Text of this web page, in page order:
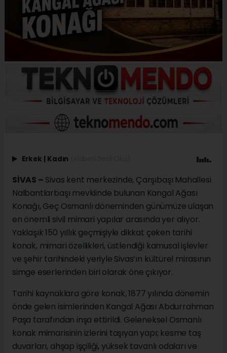
Erkek Kadın
SİVAS – Sivas kent merkezinde, Çarşıbaşı Mahallesi
Nalbantlarbaşı mevkiinde bulunan Kangal Ağası
Konağı, Geç Osmanlı döneminden günümüze ulaşan
en önemli sivil mimari yapılar arasında yer alıyor.
Yaklaşık 150 yıllık geçmişiyle dikkat çeken tarihi
konak, mimari özellikleri, üstlendiği kamusal işlevler
ve şehir tarihindeki yeriyle Sivas’ın kültürel mirasının
simge eserlerinden biri olarak öne çıkıyor.
Tarihi kaynaklara göre konak, 1877 yılında dönemin
önde gelen isimlerinden Kangal Ağası Abdurrahman
Paşa tarafından inşa ettirildi. Geleneksel Osmanlı
konak mimarisinin izlerini taşıyan yapı; kesme taş
duvarları, ahşap işçiliği, yüksek tavanlı odaları ve